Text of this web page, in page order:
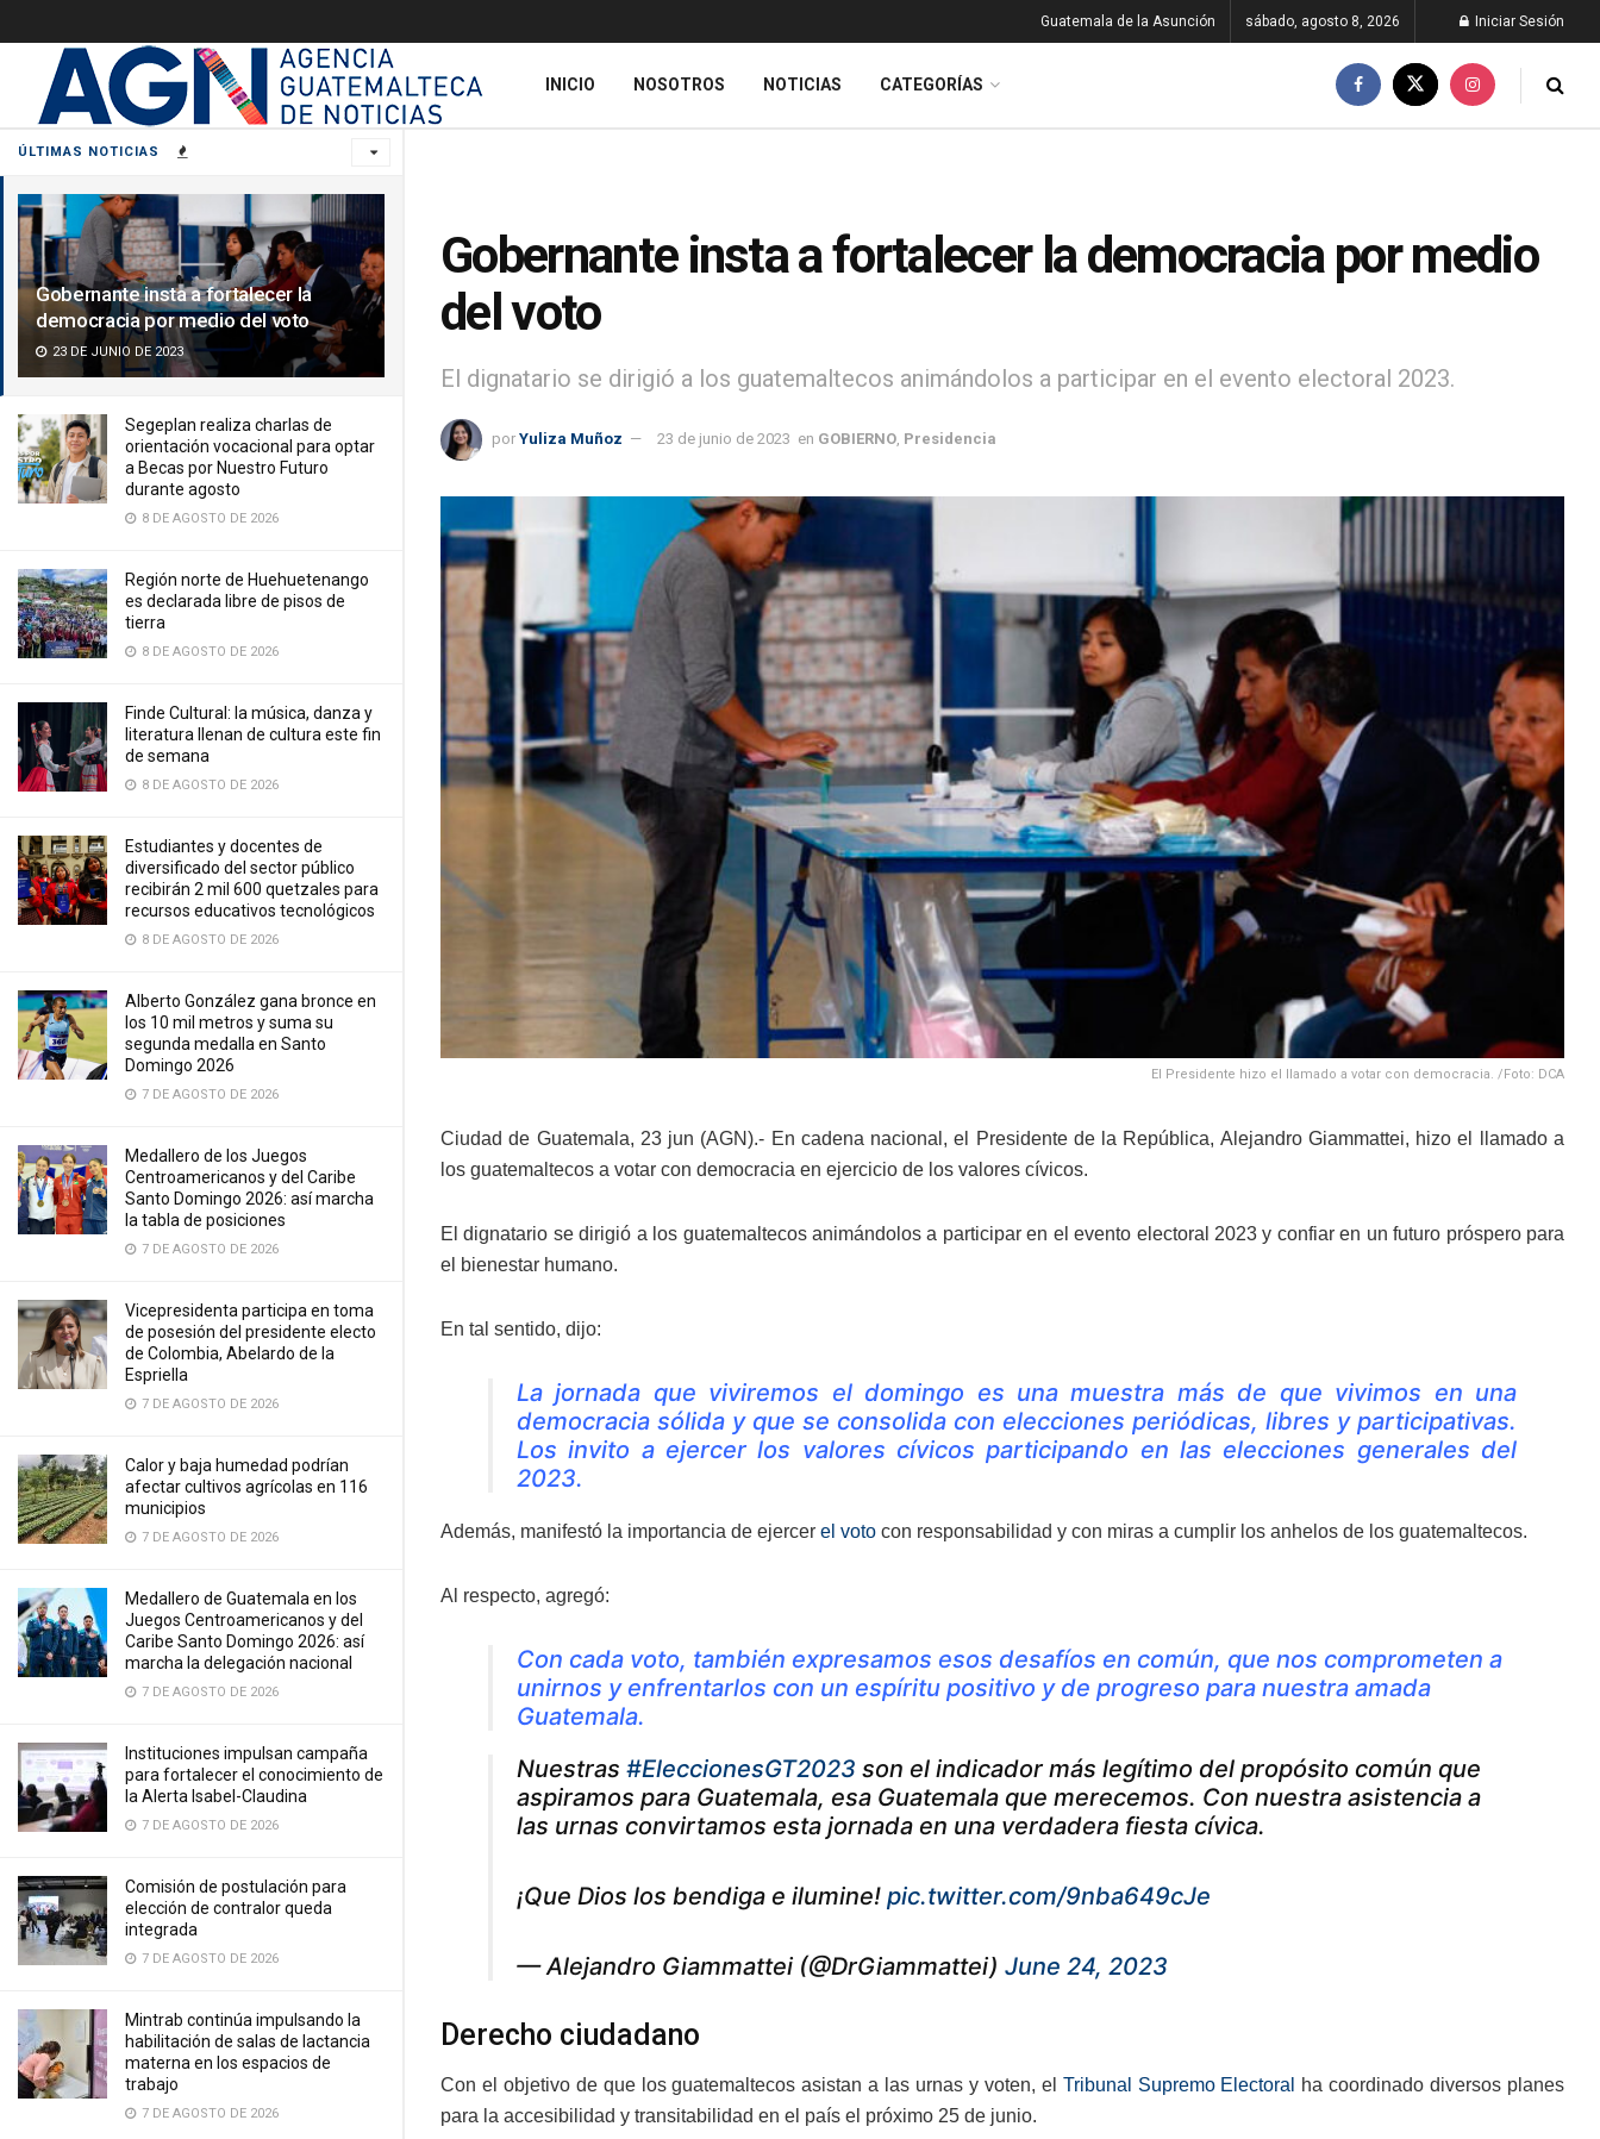
ÚLTIMAS NOTICIAS
Gobernante insta a fortalecer la
democracia por medio del voto
23 DE JUNIO DE 2023
Segeplan realiza charlas de
orientación vocacional para optar
a Becas por Nuestro Futuro
durante agosto
8 DE AGOSTO DE 2026
Región norte de Huehuetenango
es declarada libre de pisos de
tierra
8 DE AGOSTO DE 2026
Finde Cultural: la música, danza y
literatura llenan de cultura este fin
de semana
8 DE AGOSTO DE 2026
Estudiantes y docentes de
diversificado del sector público
recibirán 2 mil 600 quetzales para
recursos educativos tecnológicos
8 DE AGOSTO DE 2026
Alberto González gana bronce en
los 10 mil metros y suma su
segunda medalla en Santo
Domingo 2026
7 DE AGOSTO DE 2026
Medallero de los Juegos
Centroamericanos y del Caribe
Santo Domingo 2026: así marcha
la tabla de posiciones
7 DE AGOSTO DE 2026
Vicepresidenta participa en toma
de posesión del presidente electo
de Colombia, Abelardo de la
Espriella
7 DE AGOSTO DE 2026
Calor y baja humedad podrían
afectar cultivos agrícolas en 116
municipios
7 DE AGOSTO DE 2026
Medallero de Guatemala en los
Juegos Centroamericanos y del
Caribe Santo Domingo 2026: así
marcha la delegación nacional
7 DE AGOSTO DE 2026
Instituciones impulsan campaña
para fortalecer el conocimiento de
la Alerta Isabel-Claudina
7 DE AGOSTO DE 2026
Comisión de postulación para
elección de contralor queda
integrada
7 DE AGOSTO DE 2026
Mintrab continúa impulsando la
habilitación de salas de lactancia
materna en los espacios de
trabajo
7 DE AGOSTO DE 2026
Guatemala de la Asunción sábado, agosto 8, 2026 Iniciar Sesión
INICIO NOSOTROS NOTICIAS CATEGORÍAS
Gobernante insta a fortalecer la democracia por medio
del voto
El dignatario se dirigió a los guatemaltecos animándolos a participar en el evento electoral 2023.
por Yuliza Muñoz 23 de junio de 2023 en GOBIERNO Presidencia
El Presidente hizo el llamado a votar con democracia. /Foto: DCA
Ciudad de Guatemala, 23 jun (AGN).- En cadena nacional, el Presidente de la República, Alejandro Giammattei, hizo el llamado a
los guatemaltecos a votar con democracia en ejercicio de los valores cívicos.
El dignatario se dirigió a los guatemaltecos animándolos a participar en el evento electoral 2023 y confiar en un futuro próspero para
el bienestar humano.
En tal sentido, dijo:
La jornada que viviremos el domingo es una muestra más de que vivimos en una
democracia sólida y que se consolida con elecciones periódicas, libres y participativas.
Los invito a ejercer los valores cívicos participando en las elecciones generales del
2023.
Además, manifestó la importancia de ejercer el voto con responsabilidad y con miras a cumplir los anhelos de los guatemaltecos.
Al respecto, agregó:
Con cada voto, también expresamos esos desafíos en común, que nos comprometen a
unirnos y enfrentarlos con un espíritu positivo y de progreso para nuestra amada
Guatemala.
Nuestras #EleccionesGT2023 son el indicador más legítimo del propósito común que
aspiramos para Guatemala, esa Guatemala que merecemos. Con nuestra asistencia a
las urnas convirtamos esta jornada en una verdadera fiesta cívica.
¡Que Dios los bendiga e ilumine! pic.twitter.com/9nba649cJe
— Alejandro Giammattei (@DrGiammattei) June 24, 2023
Derecho ciudadano
Con el objetivo de que los guatemaltecos asistan a las urnas y voten, el Tribunal Supremo Electoral
ha coordinado diversos planes
para la accesibilidad y transitabilidad en el país el próximo 25 de junio.